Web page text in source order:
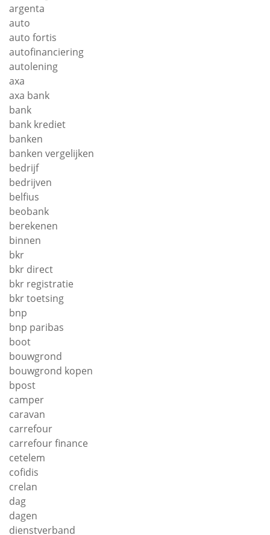
argenta
auto
auto fortis
autofinanciering
autolening
axa
axa bank
bank
bank krediet
banken
banken vergelijken
bedrijf
bedrijven
belfius
beobank
berekenen
binnen
bkr
bkr direct
bkr registratie
bkr toetsing
bnp
bnp paribas
boot
bouwgrond
bouwgrond kopen
bpost
camper
caravan
carrefour
carrefour finance
cetelem
cofidis
crelan
dag
dagen
dienstverband